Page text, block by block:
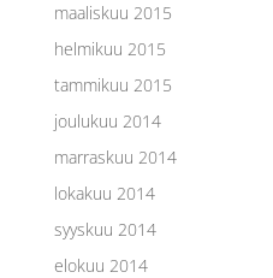
maaliskuu 2015
helmikuu 2015
tammikuu 2015
joulukuu 2014
marraskuu 2014
lokakuu 2014
syyskuu 2014
elokuu 2014